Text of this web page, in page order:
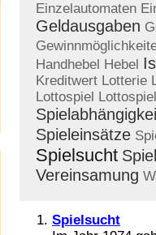
Einzelautomaten
Geldausgaben
Handhebel Hebel
Kreditwert Lotterie
Lottospiel
Spieleinsätze
Spielsucht
Vereinsamung
Spielsucht